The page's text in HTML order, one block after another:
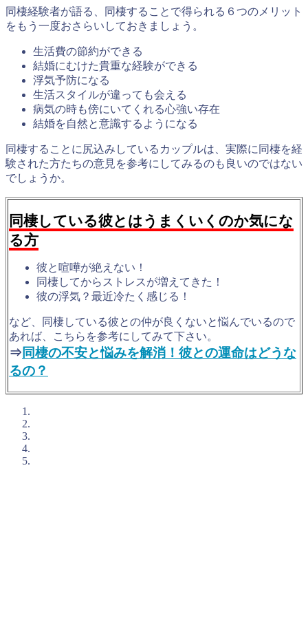
同棲経験者が語る、同棲することで得られる６つのメリット
をもう一度おさらいしておきましょう。
生活費の節約ができる
結婚にむけた貴重な経験ができる
浮気予防になる
生活スタイルが違っても会える
病気の時も傍にいてくれる心強い存在
結婚を自然と意識するようになる
同棲することに尻込みしているカップルは、実際に同棲を経
験された方たちの意見を参考にしてみるのも良いのではない
でしょうか。
同棲している彼とはうまくいくのか気にな
る方
彼と喧嘩が絶えない！
同棲してからストレスが増えてきた！
彼の浮気？最近冷たく感じる！
など、同棲している彼との仲が良くないと悩んでいるので
あれば、こちらを参考にしてみて下さい。
⇒ 同棲の不安と悩みを解消！彼との運命はどうな
るの？